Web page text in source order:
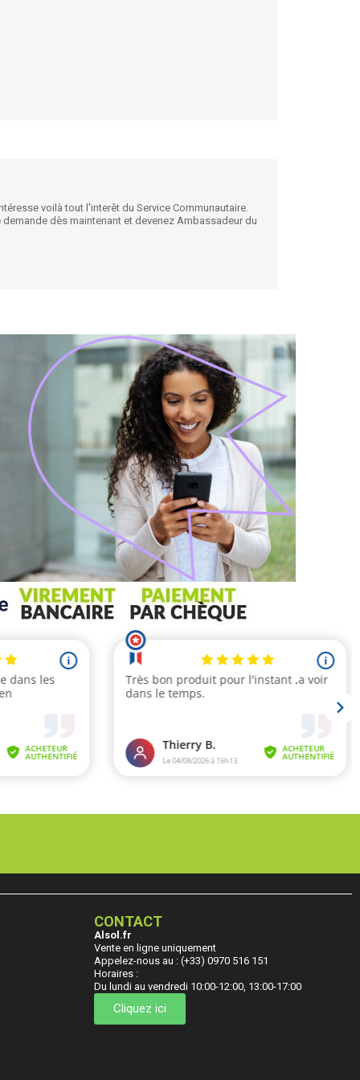
voilà tout l'interêt du Service Communautaire.
dès maintenant et devenez Ambassadeur du
CONTACT
Alsol.fr
Vente en ligne uniquement
Appelez-nous au : (+33) 0970 516 151
Horaires :
Du lundi au vendredi 10:00-12:00, 13:00-17:00
Cliquez ici